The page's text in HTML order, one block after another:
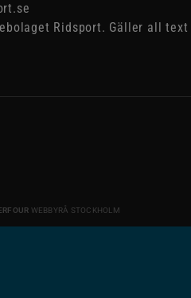
Ridsport. Gäller all text
WEBBYRÅ STOCKHOLM